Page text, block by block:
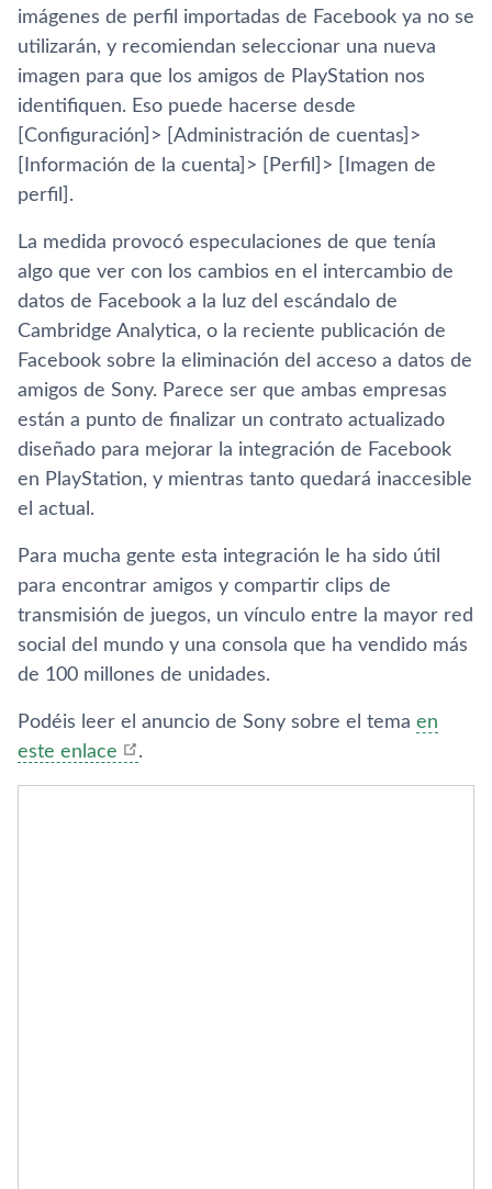
imágenes de perfil importadas de Facebook ya no se
utilizarán, y recomiendan seleccionar una nueva
imagen para que los amigos de PlayStation nos
identifiquen. Eso puede hacerse desde
[Configuración]> [Administración de cuentas]>
[Información de la cuenta]> [Perfil]> [Imagen de
perfil].
La medida provocó especulaciones de que tenía
algo que ver con los cambios en el intercambio de
datos de Facebook a la luz del escándalo de
Cambridge Analytica, o la reciente publicación de
Facebook sobre la eliminación del acceso a datos de
amigos de Sony. Parece ser que ambas empresas
están a punto de finalizar un contrato actualizado
diseñado para mejorar la integración de Facebook
en PlayStation, y mientras tanto quedará inaccesible
el actual.
Para mucha gente esta integración le ha sido útil
para encontrar amigos y compartir clips de
transmisión de juegos, un vínculo entre la mayor red
social del mundo y una consola que ha vendido más
de 100 millones de unidades.
Podéis leer el anuncio de Sony sobre el tema en
este enlace
.